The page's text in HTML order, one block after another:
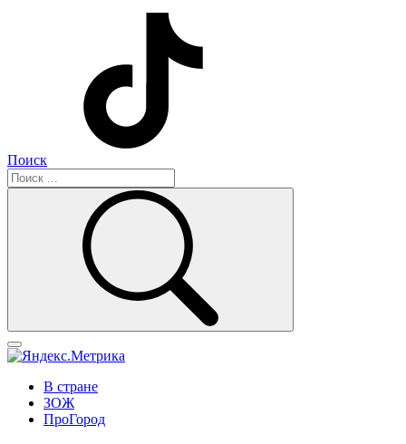
Поиск
В стране
ЗОЖ
ПроГород